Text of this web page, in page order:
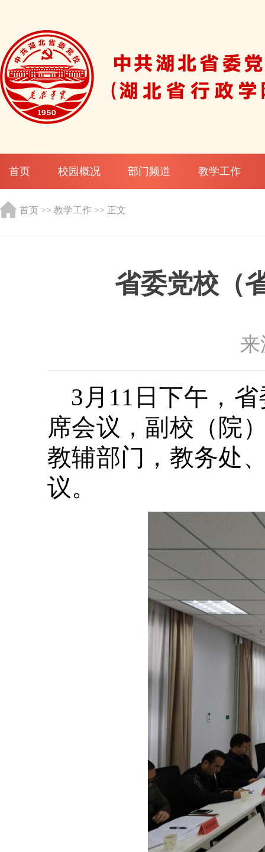
首页 校园概况 部门频道 教学工作
首页 >> 教学工作 >> 正文
省委党校（
3月11日下午，
席会议，副校（院
教辅部门，教务处
议。